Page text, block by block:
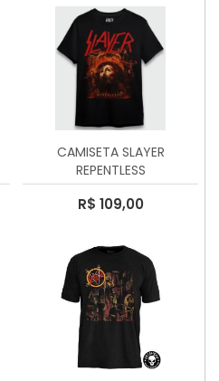
CAMISETA SLAYER
REPENTLESS
R$ 109,00